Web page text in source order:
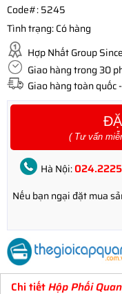
Code#:5245
Tình trạng:Có hàng
Hợp Nhất Group
Giao hàng trong 30
Giao hàng toàn
( Tư vấn
Hà Nội:
Nếu bạn ngại đặt mua
Chi tiếtHộp Phối